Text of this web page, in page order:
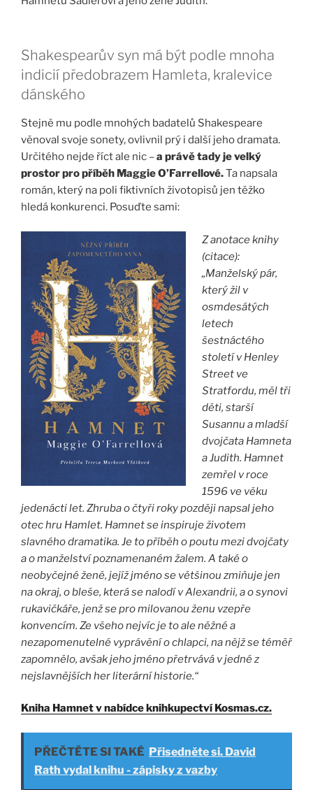
Shakespearův syn má být podle mnoha
indicií předobrazem Hamleta, kralevice
dánského
Stejně mu podle mnohých badatelů Shakespeare
věnoval svoje sonety, ovlivnil prý i další jeho dramata.
Určitého nejde říct ale nic –a právě tady je velký
prostor pro příběh Maggie O’Farrellové.Ta napsala
román, který na poli fiktivních životopisů jen těžko
hledá konkurenci. Posuďte sami:
Z anotace knihy
(citace):
„Manželský pár,
který žil v
osmdesátých
letech
šestnáctého
století v Henley
Street ve
Stratfordu, měl tři
děti, starší
Susannu a mladší
dvojčata Hamneta
a Judith. Hamnet
zemřel v roce
1596 ve věku
jedenácti let. Zhruba o čtyři roky později napsal jeho
otec hru Hamlet. Hamnet se inspiruje životem
slavného dramatika. Je to příběh o poutu mezi dvojčaty
a o manželství poznamenaném žalem. A také o
neobyčejné ženě, jejíž jméno se většinou zmiňuje jen
na okraj, o bleše, která se nalodí v Alexandrii, a o synovi
rukavičkáře, jenž se pro milovanou ženu vzepře
konvencím. Ze všeho nejvíc je to ale něžné a
nezapomenutelné vyprávění o chlapci, na nějž se téměř
zapomnělo, avšak jeho jméno přetrvává v jedné z
nejslavnějších her literární historie.“
Kniha Hamnet v nabídce knihkupectví Kosmas.cz.
PŘEČTĚTE SI TAKÉ Přisedněte si. David
Rath vydal knihu - zápisky z vazby